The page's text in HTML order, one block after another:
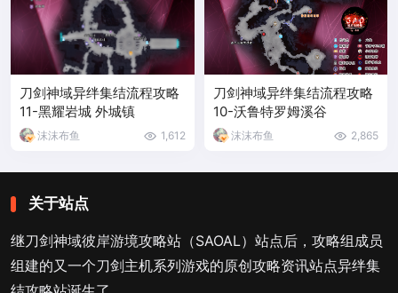
刀剑神域异绊集结流程攻略
11-黑耀岩城 外城镇
沫沫布鱼 1,612
刀剑神域异绊集结流程攻略
10-沃鲁特罗姆溪谷
沫沫布鱼 2,865
关于站点
继刀剑神域彼岸游境攻略站（SAOAL）站点后，攻略组成员
组建的又一个刀剑主机系列游戏的原创攻略资讯站点异绊集